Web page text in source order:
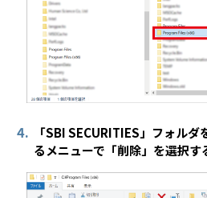
4.
「SBI SECURITIES」フォル
るメニューで「削除」を選択す